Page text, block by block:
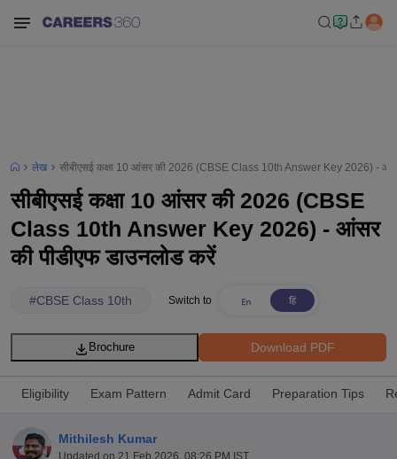
लेख सीबीएसई कक्षा 10 आंसर की 2026 (CBSE Class 10th Answer Key 2026) -
सीबीएसई कक्षा 10 आंसर की 2026 (CBSE
Class 10th Answer Key 2026) - आंसर
की पीडीएफ डाउनलोड करें
#CBSE Class 10th Switch to
Download PDF
Brochure
Eligibility Exam Pattern Admit Card Preparation Tips
Mithilesh Kumar
Updated on 21 Feb 2026, 08:26 PM IST